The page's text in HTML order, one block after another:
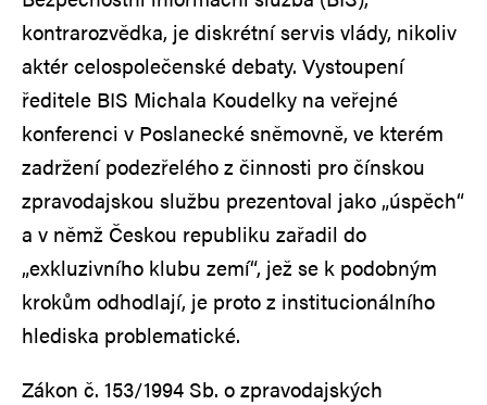
kontrarozvědka, je diskrétní servis vlády, nikoliv
aktér celospolečenské debaty. Vystoupení
ředitele BIS Michala Koudelky na veřejné
konferenci v Poslanecké sněmovně, ve kterém
zadržení podezřelého z činnosti pro čínskou
zpravodajskou službu prezentoval jako „úspěch“
a v němž Českou republiku zařadil do
„exkluzivního klubu zemí“, jež se k podobným
krokům odhodlají, je proto z institucionálního
hlediska problematické.
Zákon č. 153/1994 Sb. o zpravodajských